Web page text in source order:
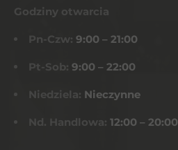
Godziny otwarcia
Pn-Czw: 9:00 – 21:00
Pt-Sob: 9:00 – 22:00
Niedziela: Nieczynne
Nd. Handlowa: 12:00 – 20:00